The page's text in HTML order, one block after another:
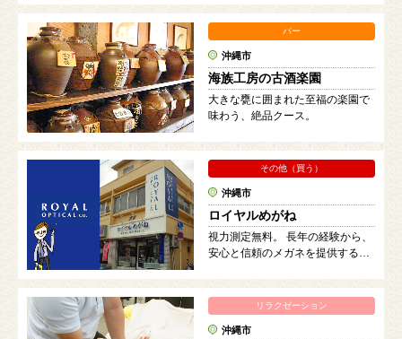
バー
沖縄市
海族工房の古酒楽園
大きな甕に囲まれた至福の楽園で
味わう、絶品クース。
その他（買う）
沖縄市
ロイヤルめがね
視力測定無料。 長年の経験から、
安心と信頼のメガネを提供する
リラクゼーション
沖縄市